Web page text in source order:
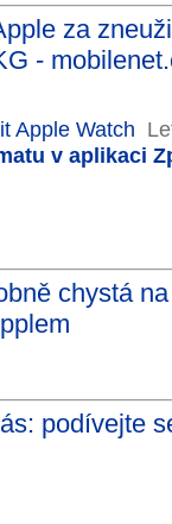
za
-
Apple Watch
v aplikaci
chystá
podívejte